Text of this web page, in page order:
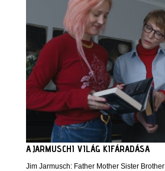
A JARMUSCHI VILÁG KIFÁRADÁSA
Jim Jarmusch: Father Mother Sister Brother